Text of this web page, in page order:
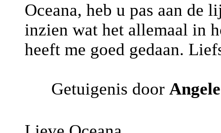
Oceana, heb u pas aan de
inzien wat het allemaal in
heeft me goed gedaan.
Getuigenis door Angele